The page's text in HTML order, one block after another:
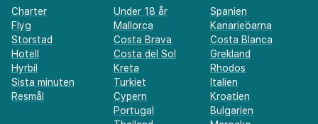
Charter
Flyg
Storstad
Hotell
Hyrbil
Sista minuten
Resmål
Under 18 år
Spanien
Mallorca
Kanarieöarna
Costa Brava
Costa Blanca
Costa del Sol
Grekland
Kreta
Rhodos
Turkiet
Italien
Cypern
Kroatien
Portugal
Bulgarien